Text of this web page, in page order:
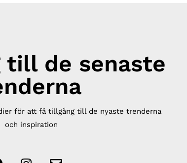
till de senaste
för att få tillgång till de nyaste trenderna
och inspiration